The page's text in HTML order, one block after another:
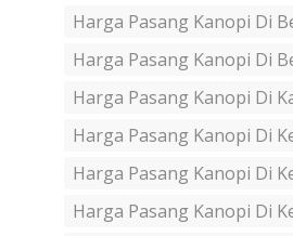
Harga Pasang Kanopi Di
Harga Pasang Kanopi Di
Harga Pasang Kanopi Di
Harga Pasang Kanopi Di
Harga Pasang Kanopi Di
Harga Pasang Kanopi Di